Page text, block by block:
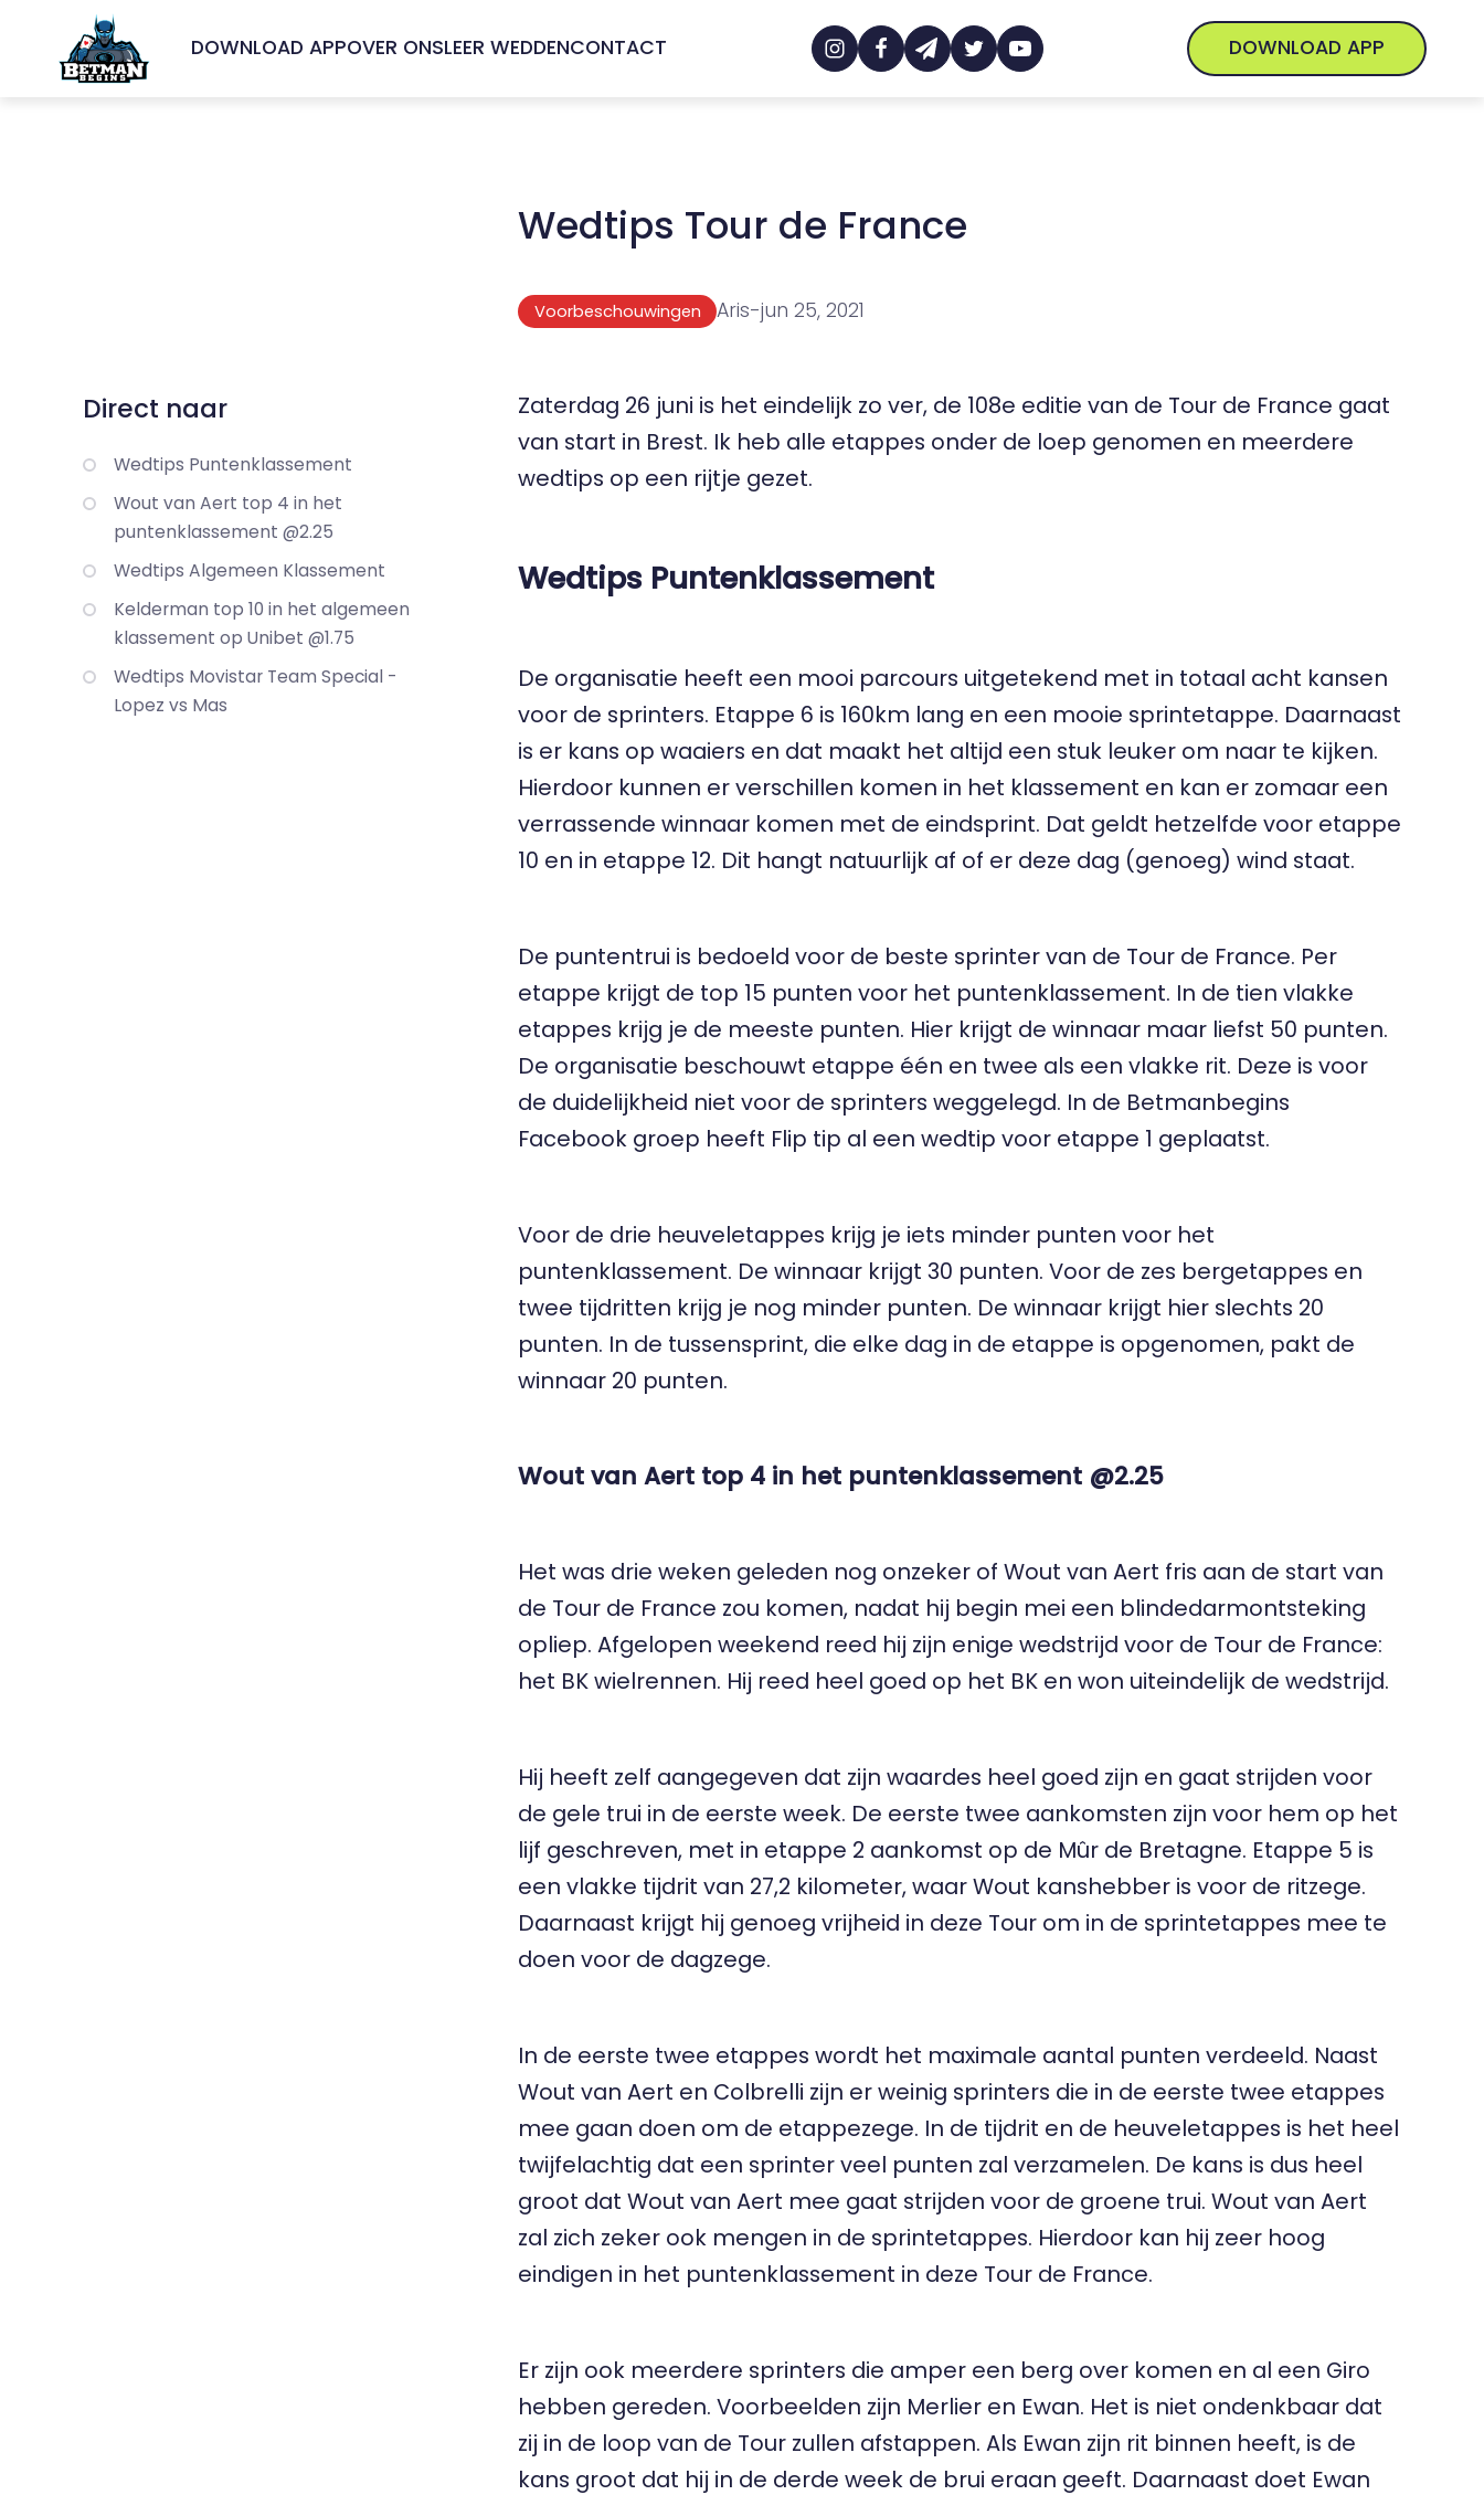
DOWNLOAD APPOVER ONSLEER WEDDENCONTACT DOWNLOAD APP
Wedtips Tour de France
Voorbeschouwingen Aris-jun 25, 2021
Direct naar
Wedtips Puntenklassement
Wout van Aert top 4 in het
puntenklassement @2.25
Wedtips Algemeen Klassement
Kelderman top 10 in het algemeen
klassement op Unibet @1.75
Wedtips Movistar Team Special -
Lopez vs Mas
Zaterdag 26 juni is het eindelijk zo ver, de 108e editie van de Tour de France gaat
van start in Brest. Ik heb alle etappes onder de loep genomen en meerdere
wedtips op een rijtje gezet.
Wedtips Puntenklassement
De organisatie heeft een mooi parcours uitgetekend met in totaal acht kansen
voor de sprinters. Etappe 6 is 160km lang en een mooie sprintetappe. Daarnaast
is er kans op waaiers en dat maakt het altijd een stuk leuker om naar te kijken.
Hierdoor kunnen er verschillen komen in het klassement en kan er zomaar een
verrassende winnaar komen met de eindsprint. Dat geldt hetzelfde voor etappe
10 en in etappe 12. Dit hangt natuurlijk af of er deze dag (genoeg) wind staat.
De puntentrui is bedoeld voor de beste sprinter van de Tour de France. Per
etappe krijgt de top 15 punten voor het puntenklassement. In de tien vlakke
etappes krijg je de meeste punten. Hier krijgt de winnaar maar liefst 50 punten.
De organisatie beschouwt etappe één en twee als een vlakke rit. Deze is voor
de duidelijkheid niet voor de sprinters weggelegd. In de Betmanbegins
Facebook groep heeft Flip tip al een wedtip voor etappe 1 geplaatst.
Voor de drie heuveletappes krijg je iets minder punten voor het
puntenklassement. De winnaar krijgt 30 punten. Voor de zes bergetappes en
twee tijdritten krijg je nog minder punten. De winnaar krijgt hier slechts 20
punten. In de tussensprint, die elke dag in de etappe is opgenomen, pakt de
winnaar 20 punten.
Wout van Aert top 4 in het puntenklassement @2.25
Het was drie weken geleden nog onzeker of Wout van Aert fris aan de start van
de Tour de France zou komen, nadat hij begin mei een blindedarmontsteking
opliep. Afgelopen weekend reed hij zijn enige wedstrijd voor de Tour de France:
het BK wielrennen. Hij reed heel goed op het BK en won uiteindelijk de wedstrijd.
Hij heeft zelf aangegeven dat zijn waardes heel goed zijn en gaat strijden voor
de gele trui in de eerste week. De eerste twee aankomsten zijn voor hem op het
lijf geschreven, met in etappe 2 aankomst op de Mûr de Bretagne. Etappe 5 is
een vlakke tijdrit van 27,2 kilometer, waar Wout kanshebber is voor de ritzege.
Daarnaast krijgt hij genoeg vrijheid in deze Tour om in de sprintetappes mee te
doen voor de dagzege.
In de eerste twee etappes wordt het maximale aantal punten verdeeld. Naast
Wout van Aert en Colbrelli zijn er weinig sprinters die in de eerste twee etappes
mee gaan doen om de etappezege. In de tijdrit en de heuveletappes is het heel
twijfelachtig dat een sprinter veel punten zal verzamelen. De kans is dus heel
groot dat Wout van Aert mee gaat strijden voor de groene trui. Wout van Aert
zal zich zeker ook mengen in de sprintetappes. Hierdoor kan hij zeer hoog
eindigen in het puntenklassement in deze Tour de France.
Er zijn ook meerdere sprinters die amper een berg over komen en al een Giro
hebben gereden. Voorbeelden zijn Merlier en Ewan. Het is niet ondenkbaar dat
zij in de loop van de Tour zullen afstappen. Als Ewan zijn rit binnen heeft, is de
kans groot dat hij in de derde week de brui eraan geeft. Daarnaast doet Ewan